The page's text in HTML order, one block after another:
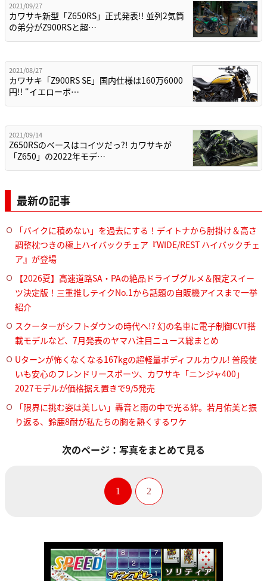
2021/09/27
カワサキ新型「Z650RS」正式発表!! 並列2気筒
の弟分がZ900RSと超…
2021/08/27
カワサキ「Z900RS SE」国内仕様は160万6000
円!! “イエローボ…
2021/09/14
Z650RSのベースはコイツだっ?! カワサキが
「Z650」の2022年モデ…
最新の記事
「バイクに積めない」を過去にする！デイトナから肘掛け＆高さ
調整枕つきの極上ハイバックチェア『WIDE/REST ハイバックチェ
ア』が登場
【2026夏】高速道路SA・PAの絶品ドライブグルメ＆限定スイー
ツ決定版！三重推しテイクNo.1から話題の自販機アイスまで一挙
紹介
スクーターがシフトダウンの時代へ!? 幻の名車に電子制御CVT搭
載モデルなど、7月発表のヤマハ注目ニュース総まとめ
Uターンが怖くなくなる167kgの超軽量ボディフルカウル! 普段使
いも安心のフレンドリースポーツ、カワサキ「ニンジャ400」
2027モデルが価格据え置きで9/5発売
「限界に挑む姿は美しい」轟音と雨の中で光る絆。若月佑美と振
り返る、鈴鹿8耐が私たちの胸を熱くするワケ
次のページ：写真をまとめて見る
1 2